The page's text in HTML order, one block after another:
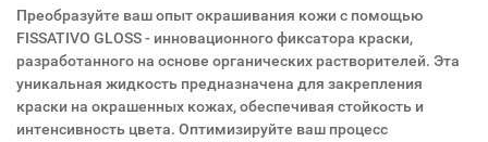
Преобразуйте ваш опыт окрашивания кожи с помощью
FISSATIVO GLOSS - инновационного фиксатора краски,
разработанного на основе органических растворителей. Эта
уникальная жидкость предназначена для закрепления
краски на окрашенных кожах, обеспечивая стойкость и
интенсивность цвета. Оптимизируйте ваш процесс